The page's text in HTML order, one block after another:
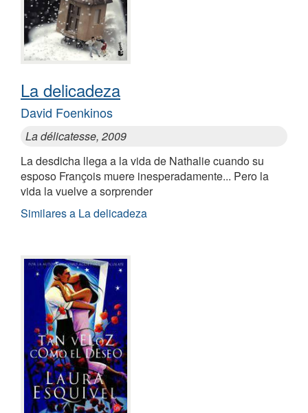
La delicadeza
David Foenkinos
La délicatesse, 2009
La desdicha llega a la vida de Nathalie cuando su
esposo François muere inesperadamente... Pero la
vida la vuelve a sorprender
Similares a La delicadeza